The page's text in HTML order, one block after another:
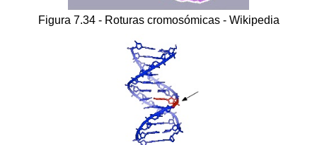
Figura 7.34 - Roturas cromosómicas - Wikipedia